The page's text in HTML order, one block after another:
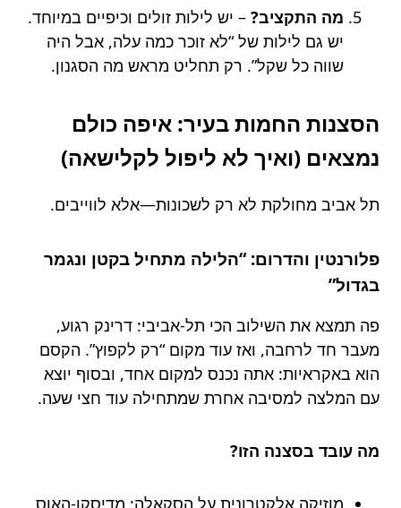
מה התקציב? – יש לילות זולים וכיפיים במיוחד.
יש גם לילות של “לא זוכר כמה עלה, אבל היה
שווה כל שקל”. רק תחליט מראש מה הסגנון.
הסצנות החמות בעיר: איפה כולם
נמצאים (ואיך לא ליפול לקלישאה)
תל אביב מחולקת לא רק לשכונות—אלא לווייבים.
פלורנטין והדרום: “הלילה מתחיל בקטן ונגמר
בגדול”
פה תמצא את השילוב הכי תל-אביבי: דרינק רגוע,
מעבר חד לרחבה, ואז עוד מקום “רק לקפוץ”. הקסם
הוא באקראיות: אתה נכנס למקום אחד, ובסוף יוצא
עם המלצה למסיבה אחרת שמתחילה עוד חצי שעה.
מה עובד בסצנה הזו?
מוזיקה אלקטרונית על הסקאלה: מדיסקו-האוס